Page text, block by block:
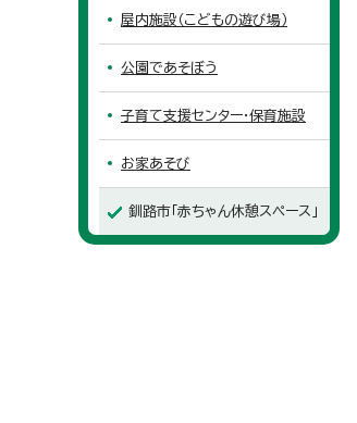
屋内施設（こどもの遊び場）
公園であそぼう
子育て支援センター・保育施設
お家あそび
釧路市「赤ちゃん休憩スペース」